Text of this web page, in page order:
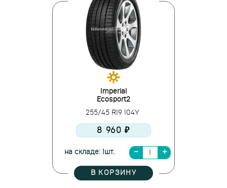
Imperial
Ecosport2
255/45 R19 104Y
8 960 ₽
на складе: 1шт.
В КОРЗИНУ